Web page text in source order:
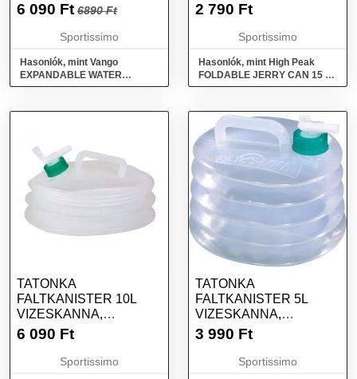
VÍZTARTÁLY,
6 090 Ft 6890 Ft
Sportissimo
Hasonlók, mint Vango
EXPANDABLE WATER
CARRIER 12L Összecsukható
ÁTLÁTSZÓ, MÉRET
2 790 Ft
Sportissimo
Hasonlók, mint High Peak
FOLDABLE JERRY CAN 15 L
Műanyag kanna, átlátszó,
TATONKA
FALTKANISTER 10L
VIZESKANNA,
ÁTLÁTSZÓ, MÉRET
6 090 Ft
Sportissimo
TATONKA
FALTKANISTER 5L
VIZESKANNA,
ÁTLÁTSZÓ, MÉRET
3 990 Ft
Sportissimo